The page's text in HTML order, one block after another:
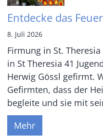
Entdecke das
8. Juli 2026
Firmung in St.
in St Theresia 41
Herwig Gössl gefirmt.
Gefirmten, dass der
begleite und sie mit
Mehr